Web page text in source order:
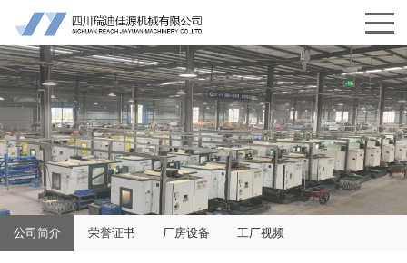
公司简介 荣誉证书 厂房设备 工厂视频